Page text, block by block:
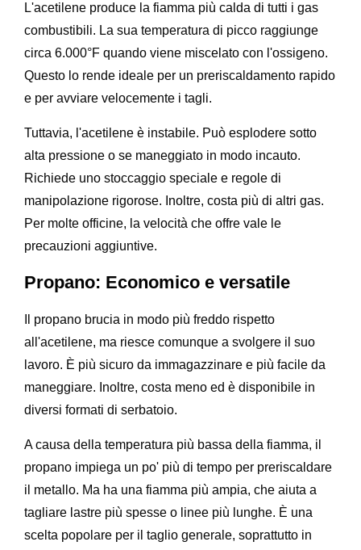
L'acetilene produce la fiamma più calda di tutti i gas
combustibili. La sua temperatura di picco raggiunge
circa 6.000°F quando viene miscelato con l'ossigeno.
Questo lo rende ideale per un preriscaldamento rapido
e per avviare velocemente i tagli.
Tuttavia, l'acetilene è instabile. Può esplodere sotto
alta pressione o se maneggiato in modo incauto.
Richiede uno stoccaggio speciale e regole di
manipolazione rigorose. Inoltre, costa più di altri gas.
Per molte officine, la velocità che offre vale le
precauzioni aggiuntive.
Propano: Economico e versatile
Il propano brucia in modo più freddo rispetto
all'acetilene, ma riesce comunque a svolgere il suo
lavoro. È più sicuro da immagazzinare e più facile da
maneggiare. Inoltre, costa meno ed è disponibile in
diversi formati di serbatoio.
A causa della temperatura più bassa della fiamma, il
propano impiega un po' più di tempo per preriscaldare
il metallo. Ma ha una fiamma più ampia, che aiuta a
tagliare lastre più spesse o linee più lunghe. È una
scelta popolare per il taglio generale, soprattutto in